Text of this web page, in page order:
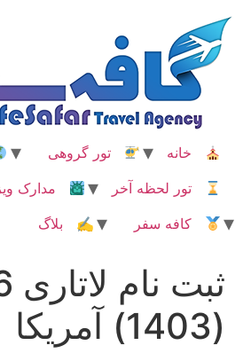
محتوا
خانه تور گروهی
تور لحظه آخر
مدارک
کافه سفر
✍ بلاگ
(1403) آمریکا